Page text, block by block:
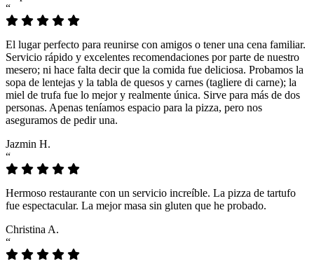
“
El lugar perfecto para reunirse con amigos o tener una cena familiar.
Servicio rápido y excelentes recomendaciones por parte de nuestro
mesero; ni hace falta decir que la comida fue deliciosa. Probamos la
sopa de lentejas y la tabla de quesos y carnes (tagliere di carne); la
miel de trufa fue lo mejor y realmente única. Sirve para más de dos
personas. Apenas teníamos espacio para la pizza, pero nos
aseguramos de pedir una.
Jazmin H.
“
Hermoso restaurante con un servicio increíble. La pizza de tartufo
fue espectacular. La mejor masa sin gluten que he probado.
Christina A.
“